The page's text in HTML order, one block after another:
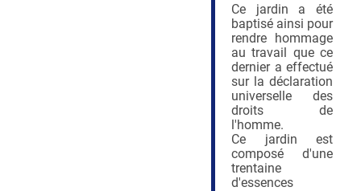
Ce jardin a été
baptisé ainsi pour
rendre hommage
au travail que ce
dernier a effectué
sur la déclaration
universelle des
droits de
l'homme.
Ce jardin est
composé d'une
trentaine
d'essences